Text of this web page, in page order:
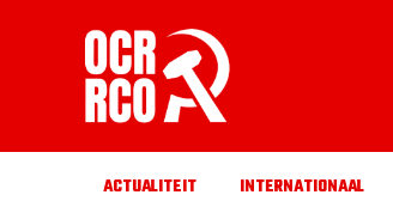
ACTUALITEIT INTERNATIONAAL